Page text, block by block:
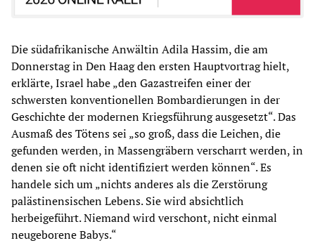
Die südafrikanische Anwältin Adila Hassim, die am
Donnerstag in Den Haag den ersten Hauptvortrag hielt,
erklärte, Israel habe „den Gazastreifen einer der
schwersten konventionellen Bombardierungen in der
Geschichte der modernen Kriegsführung ausgesetzt“. Das
Ausmaß des Tötens sei „so groß, dass die Leichen, die
gefunden werden, in Massengräbern verscharrt werden, in
denen sie oft nicht identifiziert werden können“. Es
handele sich um „nichts anderes als die Zerstörung
palästinensischen Lebens. Sie wird absichtlich
herbeigeführt. Niemand wird verschont, nicht einmal
neugeborene Babys.“